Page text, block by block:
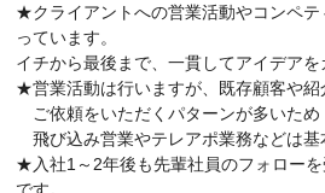
★クライアントへの営業活動やコンペ
っています。
イチから最後まで、一貫してアイデアを
★営業活動は行いますが、既存顧客や紹
ご依頼をいただくパターンが多いため
飛び込み営業やテレアポ業務などは基
★入社1～2年後も先輩社員のフォロー
です。